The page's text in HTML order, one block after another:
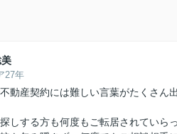
27年
動産契約には難しい言葉がたくさん
しする方も何度もご転居されていら